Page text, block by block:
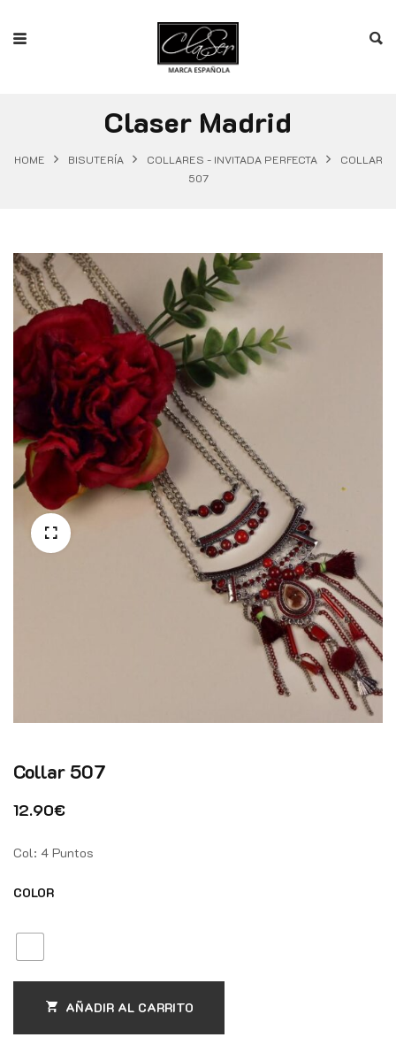
Claser Madrid
HOME BISUTERÍA COLLARES - INVITADA PERFECTA
COLLAR
507
Collar 507
12.90€
Col: 4 Puntos
COLOR
AÑADIR AL CARRITO